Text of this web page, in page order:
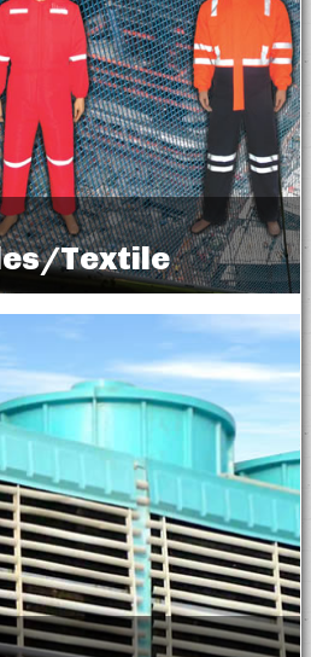
Textile
Textiles BRANIF